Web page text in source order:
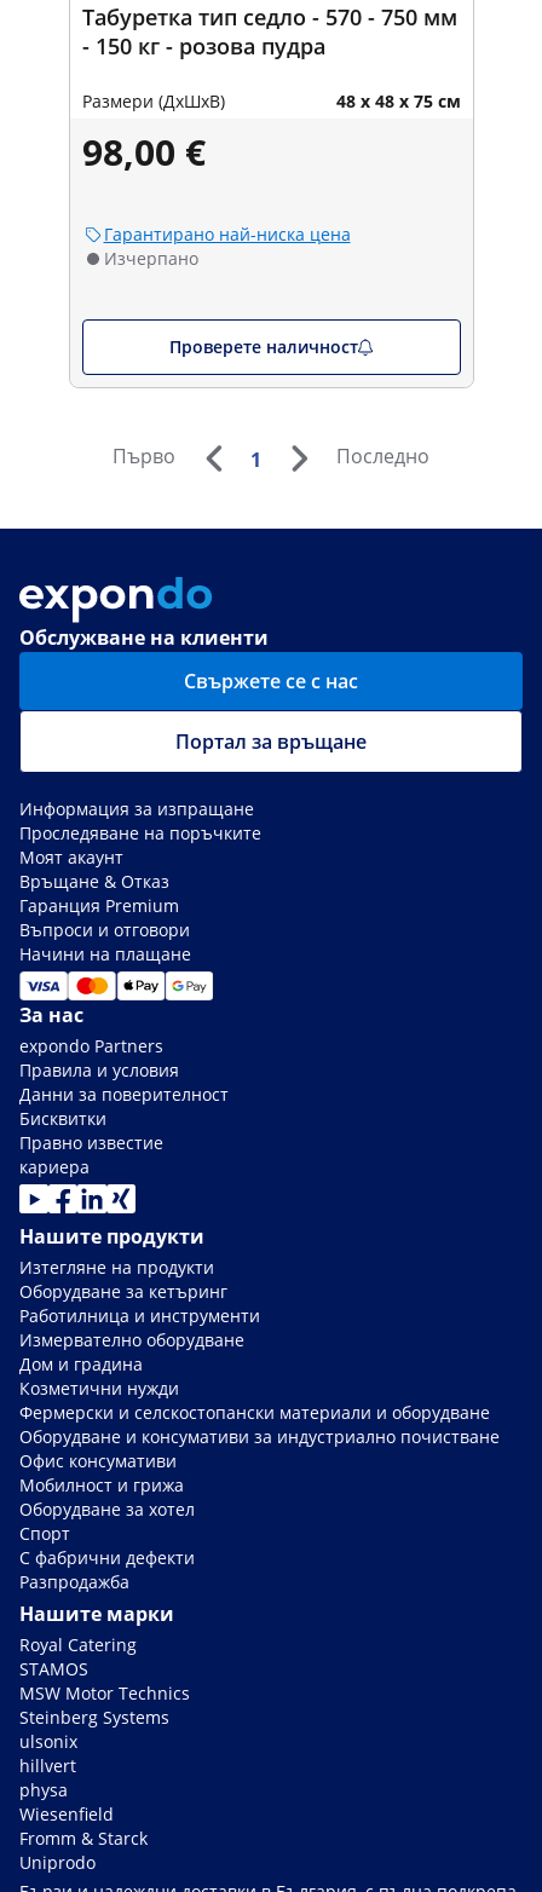
Табуретка тип седло - 570 - 750 мм
- 150 кг - розова пудра
Размери (ДxШxВ) 48 x 48 x 75 см
98,00 €
Гарантирано най-ниска цена
Изчерпано
Проверете наличност
Първо 1 Последно
Обслужване на клиенти
Свържете се с нас
Портал за връщане
Информация за изпращане
Проследяване на поръчките
Моят акаунт
Връщане & Отказ
Гаранция Premium
Въпроси и отговори
Начини на плащане
За нас
expondo Partners
Правила и условия
Данни за поверителност
Бисквитки
Правно известие
кариера
Нашите продукти
Изтегляне на продукти
Оборудване за кетъринг
Работилница и инструменти
Измервателно оборудване
Дом и градина
Козметични нужди
Фермерски и селскостопански материали и оборудване
Оборудване и консумативи за индустриално почистване
Офис консумативи
Мобилност и грижа
Оборудване за хотел
Спорт
С фабрични дефекти
Разпродажба
Нашите марки
Royal Catering
STAMOS
MSW Motor Technics
Steinberg Systems
ulsonix
hillvert
physa
Wiesenfield
Fromm & Starck
Uniprodo